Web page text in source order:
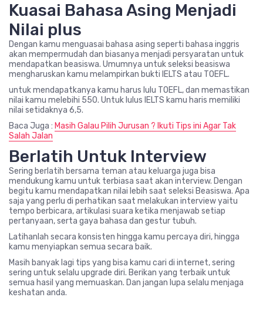
Kuasai Bahasa Asing Menjadi
Nilai plus
Dengan kamu menguasai bahasa asing seperti bahasa inggris
akan mempermudah dan biasanya menjadi persyaratan untuk
mendapatkan beasiswa. Umumnya untuk seleksi beasiswa
mengharuskan kamu melampirkan bukti IELTS atau TOEFL.
untuk mendapatkanya kamu harus lulu TOEFL, dan memastikan
nilai kamu melebihi 550. Untuk lulus IELTS kamu haris memiliki
nilai setidaknya 6,5.
Baca Juga : Masih Galau Pilih Jurusan ? Ikuti Tips ini Agar Tak
Salah Jalan
Berlatih Untuk Interview
Sering berlatih bersama teman atau keluarga juga bisa
mendukung kamu untuk terbiasa saat akan interview. Dengan
begitu kamu mendapatkan nilai lebih saat seleksi Beasiswa. Apa
saja yang perlu di perhatikan saat melakukan interview yaitu
tempo berbicara, artikulasi suara ketika menjawab setiap
pertanyaan, serta gaya bahasa dan gestur tubuh.
Latihanlah secara konsisten hingga kamu percaya diri, hingga
kamu menyiapkan semua secara baik.
Masih banyak lagi tips yang bisa kamu cari di internet, sering
sering untuk selalu upgrade diri. Berikan yang terbaik untuk
semua hasil yang memuaskan. Dan jangan lupa selalu menjaga
keshatan anda.